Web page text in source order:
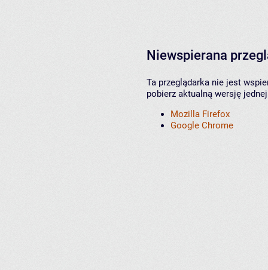
Niewspierana
Ta przeglądarka nie jest
pobierz aktualną wersję
Mozilla Firefox
Google Chrome